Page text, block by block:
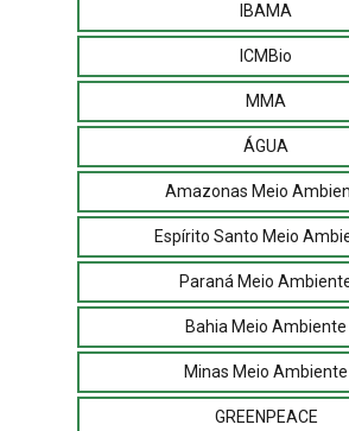
IBAMA
ICMBio
MMA
ÁGUA
Amazonas Meio
Espírito Santo Meio
Paraná Meio
Bahia Meio Ambiente
Minas Meio Ambiente
GREENPEACE